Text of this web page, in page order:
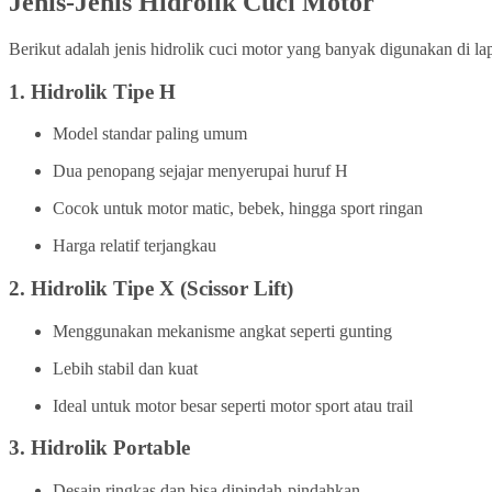
Berikut adalah jenis hidrolik cuci motor yang banyak digunakan di
1. Hidrolik Tipe H
Model standar paling umum
Dua penopang sejajar menyerupai huruf H
Cocok untuk motor matic, bebek, hingga sport ringan
Harga relatif terjangkau
2. Hidrolik Tipe X (Scissor Lift)
Menggunakan mekanisme angkat seperti gunting
Lebih stabil dan kuat
Ideal untuk motor besar seperti motor sport atau trail
3. Hidrolik Portable